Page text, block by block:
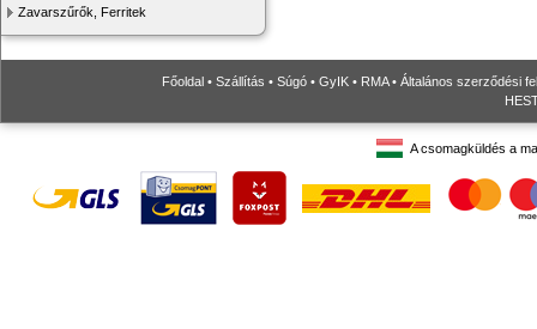
Zavarszűrők, Ferritek
Főoldal • Szállítás • Súgó • GyIK • RMA• Általános szerződési
A csomagküldés a